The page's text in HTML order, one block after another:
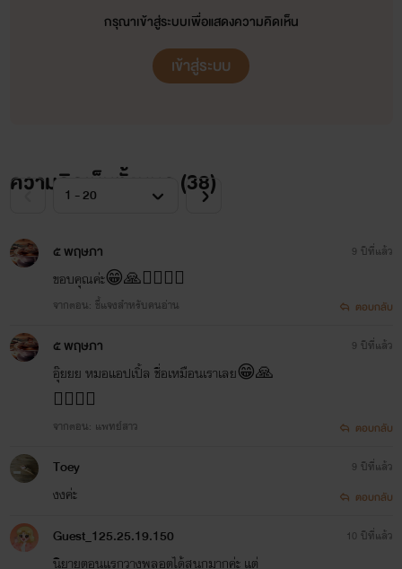
กรุณาเข้าสู่ระบบเพื่อแสดงความคิดเห็น
เข้าสู่ระบบ
ความคิดเห็นทั้งหมด (38)
๕ พฤษภา
ขอบคุณค่ะ😁🙏✌🏻✌🏻
จากตอน: ชี้แจงสำหรับคนอ่าน
9 ปีที่แล้ว
ตอบกลับ
๕ พฤษภา
อุ๊ยยย หมอแอปเปิ้ล ชื่อเหมือนเราเลย😁🙏
✌🏻✌🏻
จากตอน: แพทย์สาว
9 ปีที่แล้ว
ตอบกลับ
Toey
งงค่ะ
9 ปีที่แล้ว
ตอบกลับ
Guest_125.25.19.150
นิยายตอนแรกวางพลอตได้สนุกมากค่ะ แต่
10 ปีที่แล้ว